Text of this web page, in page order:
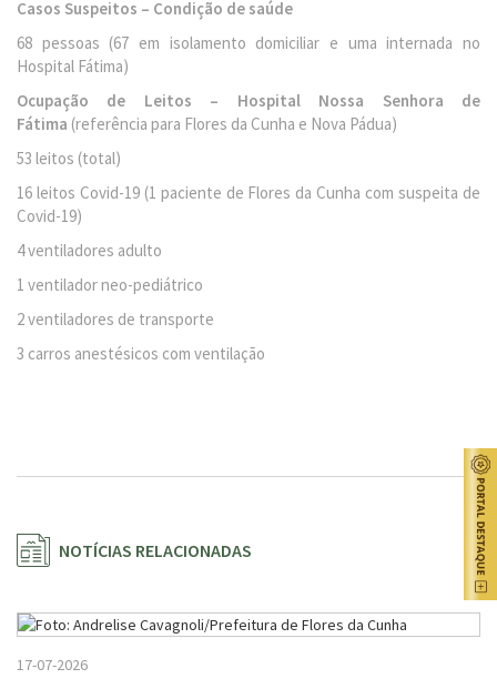
Casos Suspeitos – Condição de saúde
68 pessoas (67 em isolamento domiciliar e uma internada no
Hospital Fátima)
Ocupação de Leitos – Hospital Nossa Senhora de
Fátima (referência para Flores da Cunha e Nova Pádua)
53 leitos (total)
16 leitos Covid-19 (1 paciente de Flores da Cunha com suspeita de
Covid-19)
4 ventiladores adulto
1 ventilador neo-pediátrico
2 ventiladores de transporte
3 carros anestésicos com ventilação
NOTÍCIAS RELACIONADAS
17-07-2026